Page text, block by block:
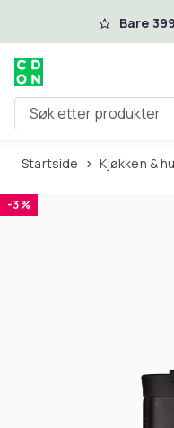
Hopp til Bare
Søk etter produkter
Startside Kjøkken &
-3 %